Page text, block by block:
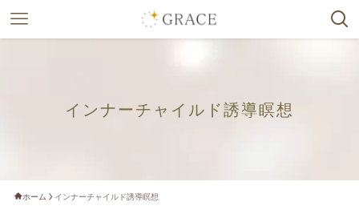
インナーチャイルド誘導瞑想
ホーム インナーチャイルド誘導瞑想